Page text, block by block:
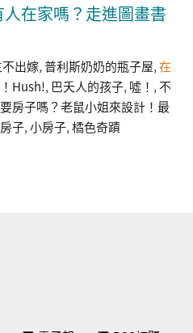
在家嗎？走進圖畫書
出嫁,普利斯奶奶的瓶子屋,在
Hush!, 巴夭人的孩子, 噓！ ,不
房子嗎？老鼠小姐來設計！最
子,小房子,橘色奇蹟